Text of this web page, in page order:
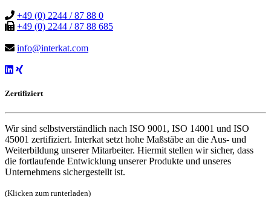
+49 (0) 2244 / 87 88 0
+49 (0) 2244 / 87 88 685
info@interkat.com
Zertifiziert
Wir sind selbstverständlich nach ISO 9001, ISO 14001 und ISO
45001 zertifiziert. Interkat setzt hohe Maßstäbe an die Aus- und
Weiterbildung unserer Mitarbeiter. Hiermit stellen wir sicher, dass
die fortlaufende Entwicklung unserer Produkte und unseres
Unternehmens sichergestellt ist.
(Klicken zum runterladen)